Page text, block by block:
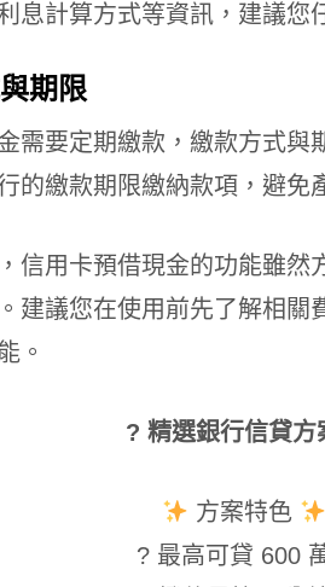
息計算方式等資訊，建議您
期限
需要定期繳款，繳款方式與
的繳款期限繳納款項，避免
信用卡預借現金的功能雖然
建議您在使用前先了解相關
。
? 精選銀行信貸方
方案特色
? 最高可貸 600